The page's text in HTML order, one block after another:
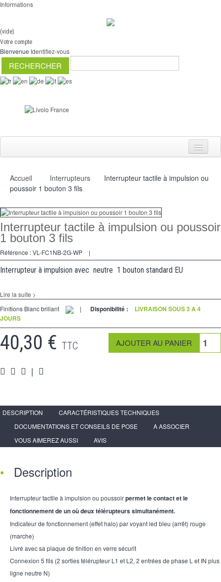
Informations
(vide)
Votre compte
Bienvenue Identifiez-vous
Interrupteurs
Va et Vients
Prises
Multimedia
Pièces
Supports
Espace PRO
Accueil Interrupteurs
Interrupteur tactile à impulsion ou
poussoir 1 bouton 3 fils
Interrupteur tactile à impulsion ou poussoir
1 bouton 3 fils
Référence :VL-FC1NB-2G-WP |
Interrupteur à impulsion avec neutre 1 bouton standard EU
Lire la suite >
Finitions Blanc brillant
| Disponibilité :
LIVRAISON SOUS 3 A 4
JOURS
40,30 € TTC
|
DESCRIPTION
CARACTÉRISTIQUES TECHNIQUES
DOCUMENTATIONS ET CONSEILS DE POSE
A ASSOCIER
VOUS AIMEREZ AUSSI
AVIS
Description
Interrupteur tactile à impulsion ou poussoirpermet le contact et le
fonctionnement de un où deux télérupteurs simultanément.
Indicateur de fonctionnement (effet halo) par voyant led bleu (arrêt) rouge
(marche)
Livré avec sa plaque de finition en verre sécurit
Connexion 5 fils (2 sorties télérupteur L1 et L2, 2 entrées de phase L et IN plus
ligne neutre N)